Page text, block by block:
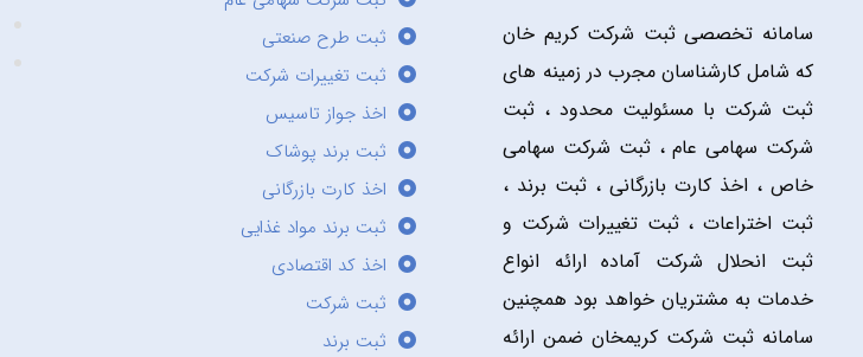
سامانه تخصصی ثبت شرکت کریم خان
که شامل کارشناسان مجرب در زمینه های
ثبت شرکت با مسئولیت محدود ، ثبت
شرکت سهامی عام ، ثبت شرکت سهامی
خاص ، اخذ کارت بازرگانی ، ثبت برند ،
ثبت اختراعات ، ثبت تغییرات شرکت و
ثبت انحلال شرکت آماده ارائه انواع
خدمات به مشتریان خواهد بود همچنین
سامانه ثبت شرکت کریمخان ضمن ارائه
ثبت طرح صنعتی
ثبت تغییرات شرکت
اخذ جواز تاسیس
ثبت برند پوشاک
اخذ کارت بازرگانی
ثبت برند مواد غذایی
اخذ کد اقتصادی
ثبت شرکت
ثبت برند